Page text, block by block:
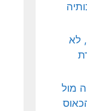
לא
מול